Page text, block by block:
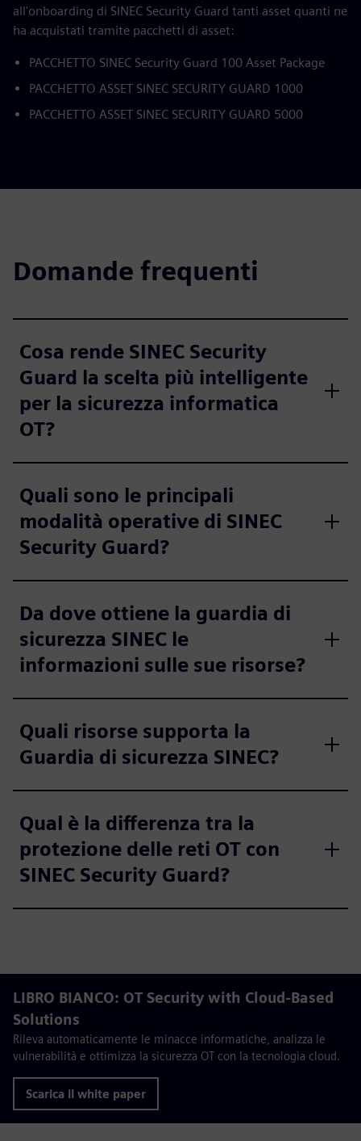
all'onboarding di SINEC Security Guard tanti asset quanti ne
ha acquistati tramite pacchetti di asset:
PACCHETTO SINEC Security Guard 100 Asset Package
PACCHETTO ASSET SINEC SECURITY GUARD 1000
PACCHETTO ASSET SINEC SECURITY GUARD 5000
Domande frequenti
Cosa rende SINEC Security
Guard la scelta più intelligente
per la sicurezza informatica
OT?
Quali sono le principali
modalità operative di SINEC
Security Guard?
Da dove ottiene la guardia di
sicurezza SINEC le
informazioni sulle sue risorse?
Quali risorse supporta la
Guardia di sicurezza SINEC?
Qual è la differenza tra la
protezione delle reti OT con
SINEC Security Guard?
LIBRO BIANCO: OT Security with Cloud-Based
Solutions
Rileva automaticamente le minacce informatiche, analizza le
vulnerabilità e ottimizza la sicurezza OT con la tecnologia cloud.
Scarica il white paper